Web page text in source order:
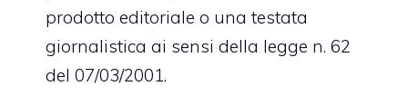
prodotto editoriale o una testata
giornalistica ai sensi della legge n. 62
del 07/03/2001.